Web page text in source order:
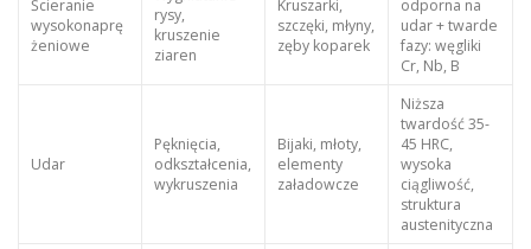
Ścieranie
wysokonaprę
żeniowe
rysy,
kruszenie
ziaren
Kruszarki,
szczęki, młyny,
zęby koparek
odporna na
udar + twarde
fazy: węgliki
Cr, Nb, B
Udar
Pęknięcia,
odkształcenia,
wykruszenia
Bijaki, młoty,
elementy
załadowcze
Niższa
twardość 35-
45 HRC,
wysoka
ciągliwość,
struktura
austenityczna